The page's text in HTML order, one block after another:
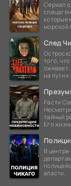
Сериал
которые
морской
След
того,
на пути
Расти
тайный
Его
В
власти.